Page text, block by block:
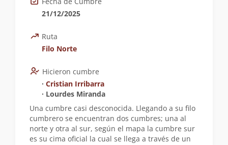
21/12/2025
Ruta
Filo Norte
Hicieron cumbre
∙ Cristian Irribarra
∙ Lourdes Miranda
Una cumbre casi desconocida. Llegando a su filo
cumbrero se encuentran dos cumbres; una al
norte y otra al sur, según el mapa la cumbre sur
es su cima oficial la cual se llega a través de un